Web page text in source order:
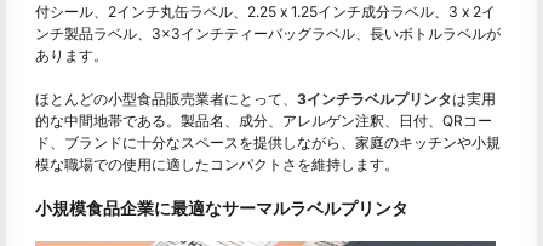
付シール、2インチ丸缶ラベル、2.25 x 1.25インチ成分ラベル、3 x 2イ
ンチ製品ラベル、3×3インチティーバッグラベル、長いボトルラベルが
あります。
ほとんどの小型食品販売業者にとって、 3インチラベルプリンタは実用
的な中間地帯である。製品名、成分、アレルゲン注釈、日付、QRコー
ド、ブランドに十分なスペースを提供しながら、家庭のキッチンや小規
模な職場での使用に適したコンパクトさを維持します。
小規模食品企業に最適なサーマルラベルプリンタ